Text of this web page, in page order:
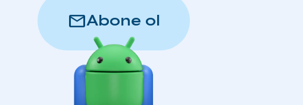
mailAbone ol